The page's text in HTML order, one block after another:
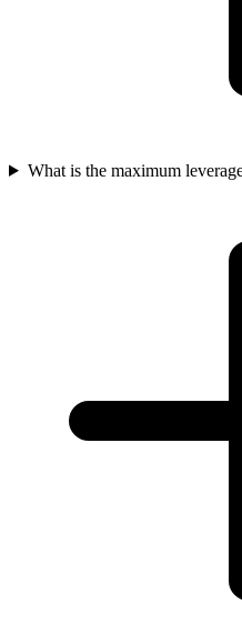
What is the maximum